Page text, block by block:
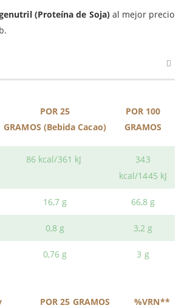
(Proteína de Soja)al mejor precio
POR 25
GRAMOS (Bebida Cacao)
POR 100
GRAMOS
86 kcal/361 kJ
343
kcal/1445 kJ
16,7 g 66,8 g
0,8 g 3,2 g
0,76 g 3 g
POR 25 GRAMOS %VRN**